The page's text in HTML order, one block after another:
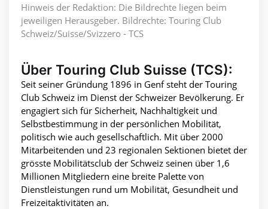
Hinweis der Redaktion: Die Bildrechte liegen beim
jeweiligen Herausgeber. Bildrechte: Touring Club
Schweiz/Suisse/Svizzero - TCS
Über Touring Club Suisse (TCS):
Seit seiner Gründung 1896 in Genf steht der Touring
Club Schweiz im Dienst der Schweizer Bevölkerung. Er
engagiert sich für Sicherheit, Nachhaltigkeit und
Selbstbestimmung in der persönlichen Mobilität,
politisch wie auch gesellschaftlich. Mit über 2000
Mitarbeitenden und 23 regionalen Sektionen bietet der
grösste Mobilitätsclub der Schweiz seinen über 1,6
Millionen Mitgliedern eine breite Palette von
Dienstleistungen rund um Mobilität, Gesundheit und
Freizeitaktivitäten an.